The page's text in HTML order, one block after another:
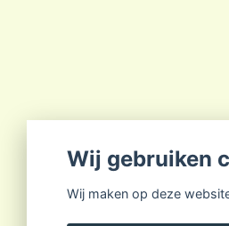
Wij gebruiken
Wij maken op deze